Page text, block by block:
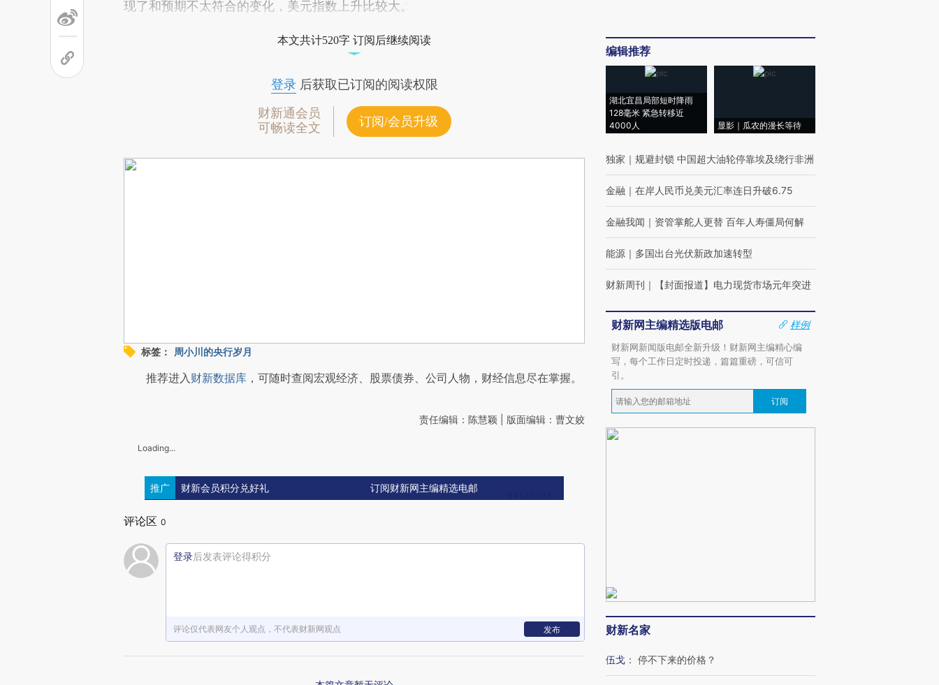
现了和预期不太符合的变化，美元指数上升比较大。
本文共计520字 订阅后继续阅读
登录后获取已订阅的阅读权限
财新通会员
可畅读全文
订阅/会员升级
标签： 周小川的央行岁月
推荐进入财新数据库 ，可随时查阅宏观经济、股票债券、公司人物，财经信息尽在掌握。
责任编辑：陈慧颖 | 版面编辑：曹文姣
Loading...
推广 财新会员积分兑好礼 订阅财新网主编精选电邮
评论区 0
登录后发表评论得积分
评论仅代表网友个人观点，不代表财新网观点 发布
编辑推荐
湖北宜昌局部短时降雨
128毫米 紧急转移近
4000人
显影｜瓜农的漫长等待
独家 ｜ 规避封锁 中国超大油轮停靠埃及绕行非洲
金融 ｜ 在岸人民币兑美元汇率连日升破6.75
金融我闻 ｜ 资管掌舵人更替 百年人寿僵局何解
能源 ｜ 多国出台光伏新政加速转型
财新周刊 ｜ 【封面报道】电力现货市场元年突进
财新网主编精选版电邮
样例
财新网新闻版电邮全新升级！财新网主编精心编
写，每个工作日定时投递，篇篇重磅，可信可
引。
订阅
财新名家
伍戈 ： 停不下来的价格？